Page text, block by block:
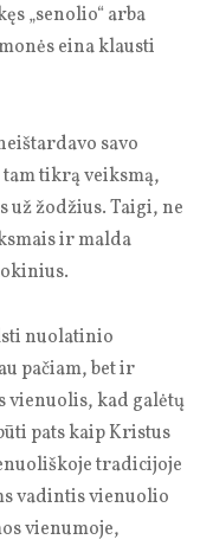
„senolio“ arba
eina klausti
savo
tikrą veiksmą,
už žodžius. Taigi, ne
ir malda
nuolatinio
pačiam, bet ir
vienuolis, kad galėtų
pats kaip Kristus
tradicijoje
vadintis vienuolio
vienumoje,